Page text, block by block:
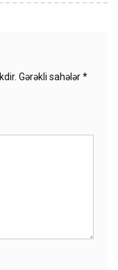
Gərəkli sahələr*